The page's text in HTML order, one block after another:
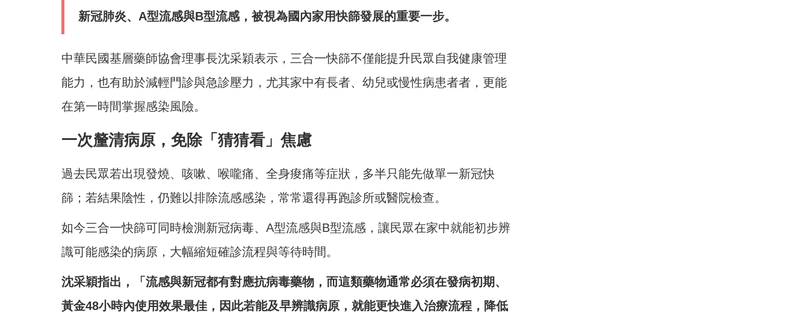
新冠肺炎、A型流感與B型流感，被視為國內家用快篩發展的重要一步。
中華民國基層藥師協會理事長沈采穎表示，三合一快篩不僅能提升民眾自我健康管理
能力，也有助於減輕門診與急診壓力，尤其家中有長者、幼兒或慢性病患者者，更能
在第一時間掌握感染風險。
一次釐清病原，免除「猜猜看」焦慮
過去民眾若出現發燒、咳嗽、喉嚨痛、全身痠痛等症狀，多半只能先做單一新冠快
篩；若結果陰性，仍難以排除流感感染，常常還得再跑診所或醫院檢查。
如今三合一快篩可同時檢測新冠病毒、A型流感與B型流感，讓民眾在家中就能初步辨
識可能感染的病原，大幅縮短確診流程與等待時間。
沈采穎指出，「流感與新冠都有對應抗病毒藥物，而這類藥物通常必須在發病初期、
黃金48小時內使用效果最佳，因此若能及早辨識病原，就能更快進入治療流程，降低